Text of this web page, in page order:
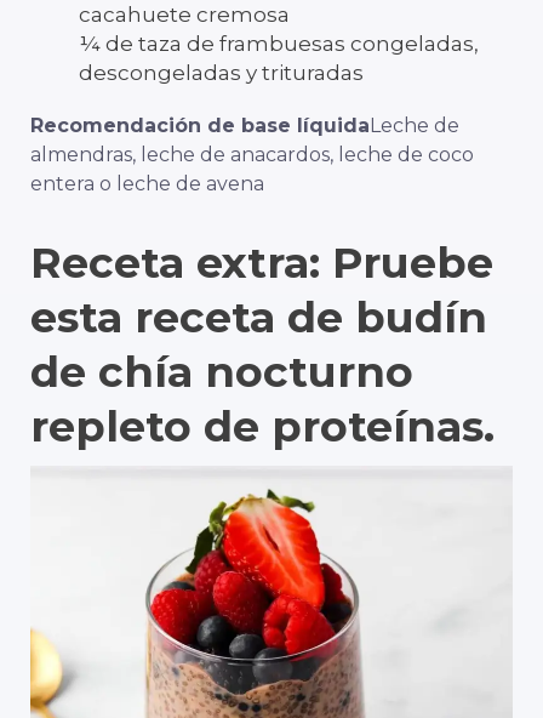
cacahuete cremosa
¼ de taza de frambuesas congeladas,
descongeladas y trituradas
Recomendación de base líquida Leche de
almendras, leche de anacardos, leche de coco
entera o leche de avena
Receta extra: Pruebe
esta receta de budín
de chía nocturno
repleto de proteínas.